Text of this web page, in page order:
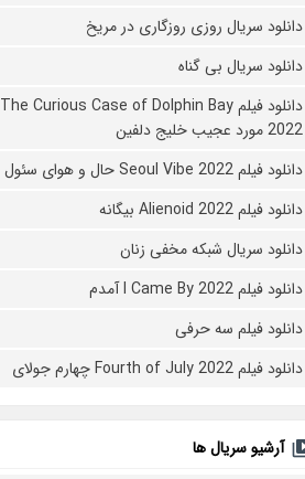
دانلود سریال روزی روزگاری در مریخ
دانلود سریال بی گناه
دانلود فیلم The Curious Case of Dolphin Bay
2022 مورد عجیب خلیج دلفین
دانلود فیلم Seoul Vibe 2022 حال و هوای سئول
دانلود فیلم Alienoid 2022 بیگانه
دانلود سریال شبکه مخفی زنان
دانلود فیلم I Came By 2022 آمدم
دانلود فیلم سه حرفی
دانلود فیلم Fourth of July 2022 چهارم جولای
آرشیو سریال ها